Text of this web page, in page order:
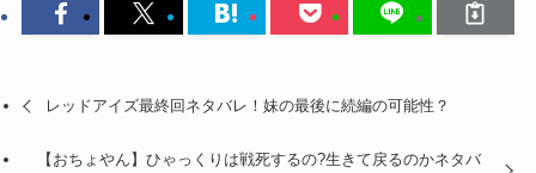
レッドアイズ最終回ネタバレ！妹の最後に続編の可能性？
【おちょやん】ひゃっくりは戦死するの?生きて戻るのかネタバ